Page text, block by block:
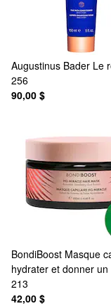
Augustinus Bader Le
256
90,00 $
BondiBoost Masque
hydrater et donner
213
42,00 $